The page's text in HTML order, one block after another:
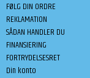
FØLG DIN ORDRE
REKLAMATION
SÅDAN HANDLER DU
FINANSIERING
FORTRYDELSESRET
Din konto